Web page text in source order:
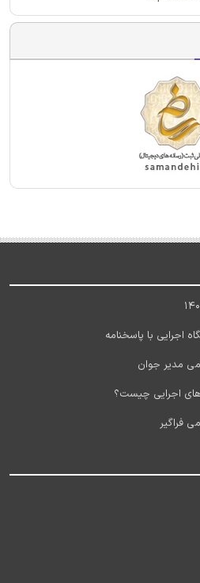
اجرایی با پاسخنامه
مدیر جوان
اجرایی چیست؟
فراگیر